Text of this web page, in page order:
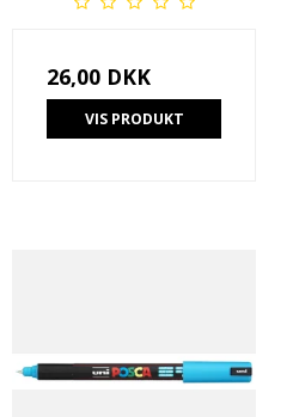
26,00 DKK
VIS PRODUKT